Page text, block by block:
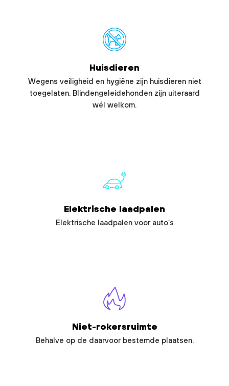
Huisdieren
Wegens veiligheid en hygiëne zijn huisdieren niet
toegelaten. Blindengeleidehonden zijn uiteraard
wél welkom.
Elektrische laadpalen
Elektrische laadpalen voor auto’s
Niet-rokersruimte
Behalve op de daarvoor bestemde plaatsen.